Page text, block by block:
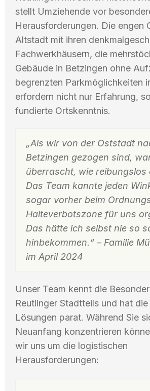
stellt Umziehende vor
Herausforderungen. Die engen
Altstadt mit ihren
Fachwerkhäusern, die
Gebäude in Betzingen ohne
begrenzten Parkmöglichkeiten
erfordern nicht nur Erfahrung,
fundierte Ortskenntnis.
„Als wir von der Oststadt
Betzingen gezogen sind,
überrascht, wie reibungslos
Das Team kannte jeden
sogar vorher beim
Halteverbotszone für uns
Das hätte ich selbst nie so
hinbekommen.“ – Familie
im April 2024
Unser Team kennt die
Reutlinger Stadtteils und hat
Lösungen parat. Während Sie
Neuanfang konzentrieren
wir uns um die logistischen
Herausforderungen: